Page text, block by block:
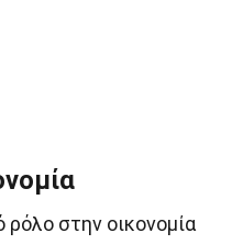
ρόλο στην οικονομία